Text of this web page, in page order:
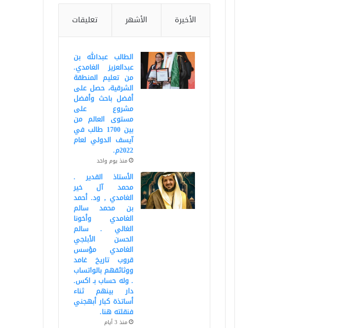
الأخيرة الأشهر تعليقات
الطالب عبدالله بن
عبدالعزيز الغامدي.
من تعليم المنطقة
الشرقية، حصل على
أفضل باحث وأفضل
مشروع على
مستوى العالم من
بين 1700 طالب في
آيسف الدولي لعام
2022م.
منذ يوم واحد
الأستاذ القدير .
محمد آل خير
الغامدي , ود. أحمد
بن محمد سالم
الغامدي وأخونا
الغالي . سالم
الحسن الأبلجي
الغامدي مؤسس
قروب تاريخ غامد
ووثائقهم بالواتساب
. وله حساب بـ اكس.
دار بينهم ثناء
أساتذة كبار أبهجني
فنقلته هنا.
منذ 3 أيام